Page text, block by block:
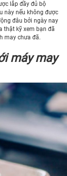
lắp đầy đủ bộ
này nếu không được
đâu bởi ngày nay
thật kỹ xem bạn đã
may chưa đã.
máy may